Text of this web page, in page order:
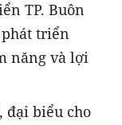
TP. Buôn
triển
năng và lợi
đại biểu cho